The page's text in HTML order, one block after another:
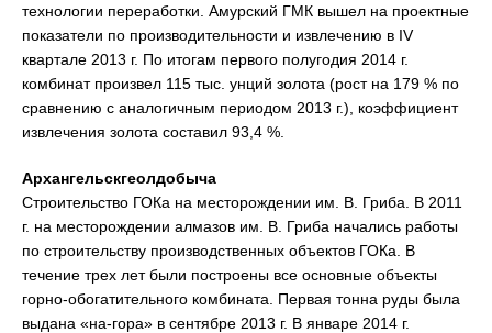
технологии переработки. Амурский ГМК вышел на проектные
показатели по производительности и извлечению в IV
квартале 2013 г. По итогам первого полугодия 2014 г.
комбинат произвел 115 тыс. унций золота (рост на 179 % по
сравнению с аналогичным периодом 2013 г.), коэффициент
извлечения золота составил 93,4 %.
Архангельскгеолдобыча
Строительство ГОКа на месторождении им. В. Гриба. В 2011
г. на месторождении алмазов им. В. Гриба начались работы
по строительству производственных объектов ГОКа. В
течение трех лет были построены все основные объекты
горно-обогатительного комбината. Первая тонна руды была
выдана «на-гора» в сентябре 2013 г. В январе 2014 г.